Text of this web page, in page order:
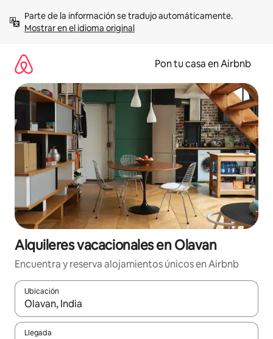
contenidoMostrar en el idioma original
Pon tu casa en Airbnb
Alquileres vacacionales en Olavan
Encuentra y reserva alojamientos únicos en Airbnb
Ubicación
Cuando los resultados estén disponibles, navega con las
Llegada